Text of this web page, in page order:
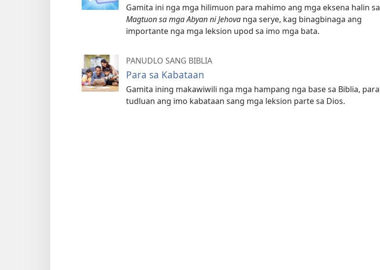
Gamita ini nga mga hilimuon para mahimo ang mga eksena halin sa
Magtuon sa mga Abyan ni Jehova nga serye, kag binagbinaga ang
importante nga mga leksion upod sa imo mga bata.
PANUDLO SANG BIBLIA
Para sa Kabataan
Gamita ining makawiwili nga mga hampang nga base sa Biblia, para
tudluan ang imo kabataan sang mga leksion parte sa Dios.